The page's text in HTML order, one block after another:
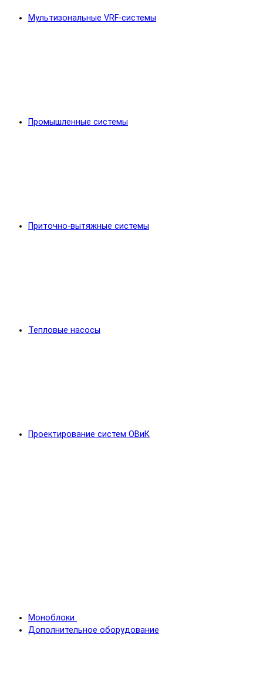
Мультизональные VRF-системы
Промышленные системы
Приточно-вытяжные системы
Тепловые насосы
Проектирование систем ОВиК
Моноблоки
Дополнительное оборудование